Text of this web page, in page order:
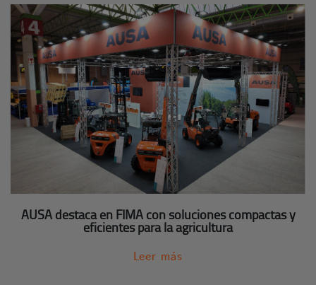
AUSA destaca en FIMA con soluciones compactas y
eficientes para la agricultura
Leer más